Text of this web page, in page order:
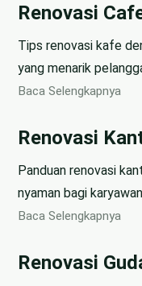
Renovasi
Tips renovasi kafe
yang menarik
Baca Selengkapnya
Renovasi
Panduan renovasi
nyaman bagi
Baca Selengkapnya
Renovasi